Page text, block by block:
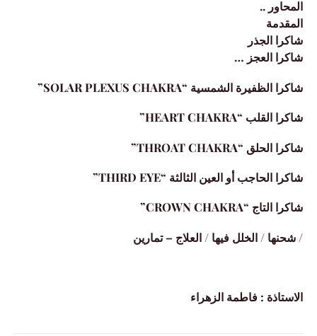
المحاور ..
المقدمة
شاكرا الجذر
شاكرا العجز …
شاكرا الظفيرة الشمسية “SOLAR PLEXUS CHAKRA”
شاكرا القلب “HEART CHAKRA”
شاكرا الحلق “THROAT CHAKRA”
شاكرا الحاجب أو العين الثالثة “THIRD EYE”
شاكرا التاج “CROWN CHAKRA”
/ شحنها / الخلل فيها / العلاج – تمارين
الاستاذة : فاطمة الزهراء